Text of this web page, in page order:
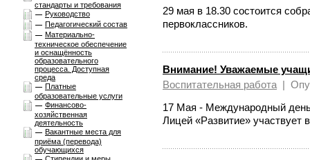
стандарты и требования
Руководство
Педагогический состав
Материально-
техническое обеспечение
и оснащённость
образовательного
процесса. Доступная
среда
Платные
образовательные услуги
Финансово-
хозяйственная
деятельность
Вакантные места для
приёма (перевода)
обучающихся
29 мая в 18.30 состоится
первоклассников.
Внимание! Уважаемые
Воспитательная работа |
17 Мая - Международный
Лицей «Развитие»